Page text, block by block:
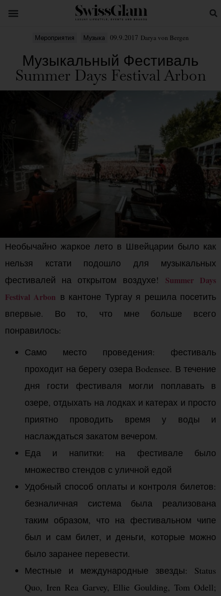
Мероприятия Музыка 09.9.2017 Darya von Bergen
Музыкальный Фестиваль
Summer Days Festival Arbon
Необычайно жаркое лето в Швейцарии было как
нельзя кстати подошло для музыкальных
фестивалей на открытом воздухе! Summer Days
Festival Arbon в кантоне Тургау я решила посетить
впервые. Во то, что мне больше всего
понравилось:
Само место проведения: фестиваль
проходит на берегу озера Bodensee. В течение
дня гости фестиваля могли поплавать в
озере, отдыхать на лодках и катерах и просто
приятно проводить время у воды и
наслаждаться закатом вечером.
Еда и напитки: на фестивале было
множество стендов с уличной едой
Удобный способ оплаты и контроля билетов:
безналичная система была реализована
таким образом, что на фестивальном чипе
был и сам билет, и деньги, которые можно
было заранее перевести.
Местные и международные звезды: Status
Quo, Iren Rea Garvey, Ellie Goulding, Tom Odell;